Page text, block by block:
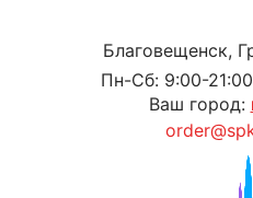
Благовещенск,
Пн-Сб: 9:00-
Ваш город: